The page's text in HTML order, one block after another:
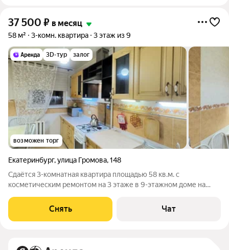
37 500 ₽ в месяц
58 м² 3-комн. квартира 3 этаж из 9
3D-тур залог
возможен торг
Екатеринбург,улица Громова,148
Сдаётся 3-комнатная квартира площадью 58 кв.м. с
косметическим ремонтом на 3 этаже в 9-этажном доме на
Стиральная машина Холодильник Микроволновка Дом -
панельный, окна выходят во двор
Снять Чат